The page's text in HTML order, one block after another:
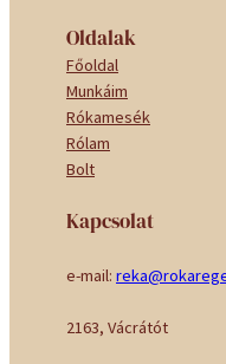
Oldalak
Főoldal
Munkáim
Rókamesék
Rólam
Bolt
Kapcsolat
e-mail:
2163, Vácrátót